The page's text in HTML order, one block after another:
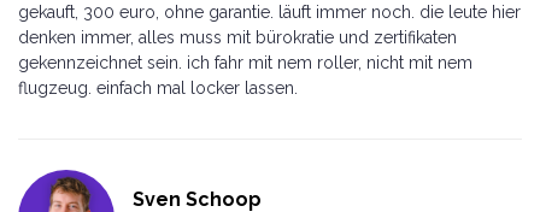
gekauft, 300 euro, ohne garantie. läuft immer noch. die leute hier
denken immer, alles muss mit bürokratie und zertifikaten
gekennzeichnet sein. ich fahr mit nem roller, nicht mit nem
flugzeug. einfach mal locker lassen.
Sven Schoop